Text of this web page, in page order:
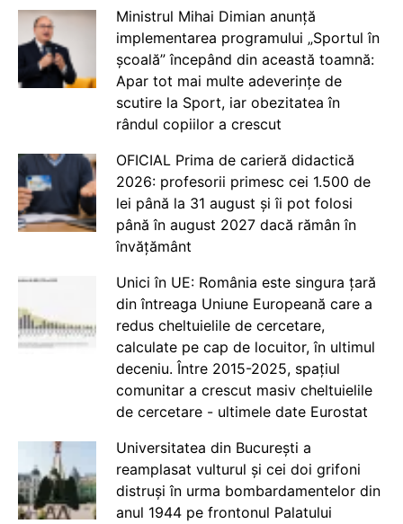
Ministrul Mihai Dimian anunță
implementarea programului „Sportul în
școală” începând din această toamnă:
Apar tot mai multe adeverințe de
scutire la Sport, iar obezitatea în
rândul copiilor a crescut
OFICIAL Prima de carieră didactică
2026: profesorii primesc cei 1.500 de
lei până la 31 august și îi pot folosi
până în august 2027 dacă rămân în
învățământ
Unici în UE: România este singura țară
din întreaga Uniune Europeană care a
redus cheltuielile de cercetare,
calculate pe cap de locuitor, în ultimul
deceniu. Între 2015-2025, spațiul
comunitar a crescut masiv cheltuielile
de cercetare - ultimele date Eurostat
Universitatea din București a
reamplasat vulturul și cei doi grifoni
distruși în urma bombardamentelor din
anul 1944 pe frontonul Palatului